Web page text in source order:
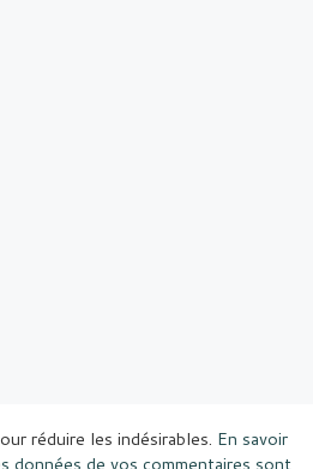
réduire les indésirables. En savoir